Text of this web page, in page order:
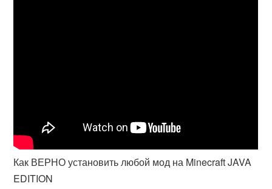
Как ВЕРНО установить любой мод на Minecraft JAVA
EDITION